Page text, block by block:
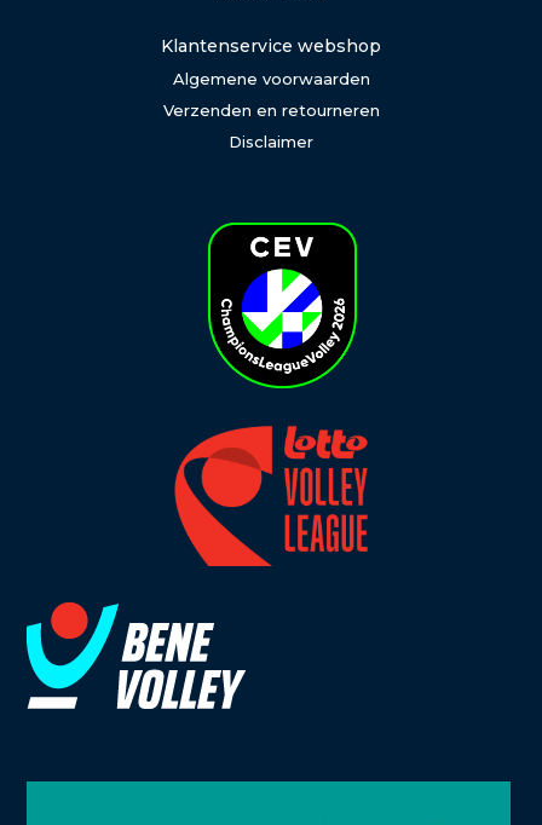
Klantenservice webshop
Algemene voorwaarden
Verzenden en retourneren
Disclaimer